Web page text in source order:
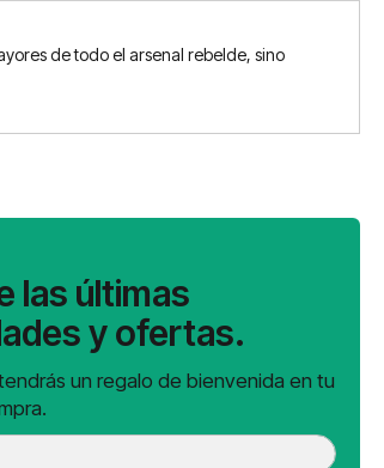
de todo el arsenal rebelde, sino
las últimas
y ofertas.
un regalo de bienvenida en tu